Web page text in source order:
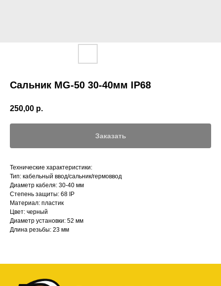
Сальник МG-50 30-40мм IP68
250,00 р.
Заказать
Технические характеристики:
Тип: кабельный ввод/сальник/гермоввод
Диаметр кабеля: 30-40 мм
Степень защиты: 68 IP
Материал: пластик
Цвет: черный
Диаметр установки: 52 мм
Длина резьбы: 23 мм